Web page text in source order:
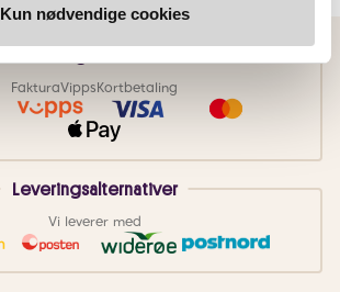
Kun nødvendige cookies
FakturaVippsKortbetaling
Leveringsalternativer
Vi leverer med